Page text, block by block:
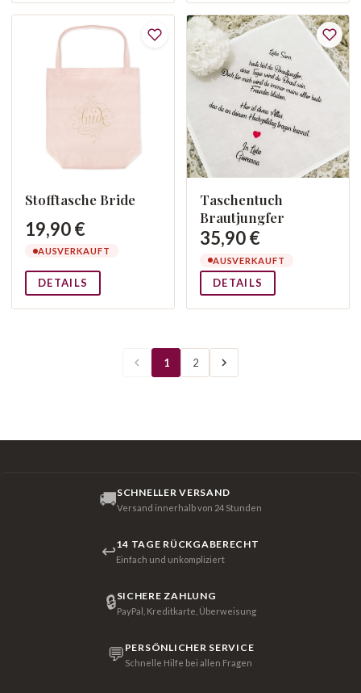
Stofftasche Bride
19,90 €
AUSVERKAUFT
DETAILS
Taschentuch
Brautjungfer
35,90 €
AUSVERKAUFT
DETAILS
1 2
🚚SCHNELLER VERSAND
Versand innerhalb von 24 Stunden
↩14 TAGE RÜCKGABERECHT
Einfach und unkompliziert
🔒SICHERE ZAHLUNG
PayPal, Kreditkarte, Überweisung
💬 PERSÖNLICHER SERVICE
Schnelle Hilfe bei allen Fragen